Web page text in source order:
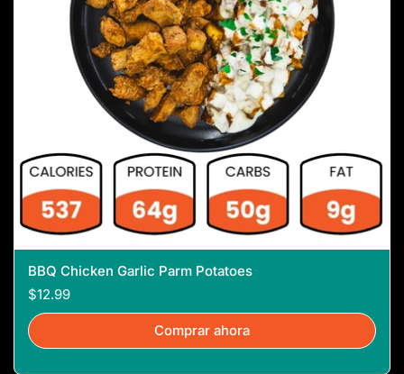
BBQ Chicken Garlic Parm Potatoes
$12.99
Comprar ahora